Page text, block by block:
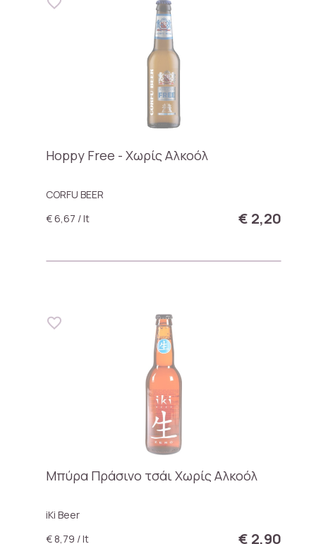
Hoppy Free - Χωρίς Αλκοόλ
CORFU BEER
€ 6,67 / lt
€ 2,20
Μπύρα Πράσινο τσάι Χωρίς Αλκοόλ
iKi Beer
€ 8,79 / lt
€ 2,90